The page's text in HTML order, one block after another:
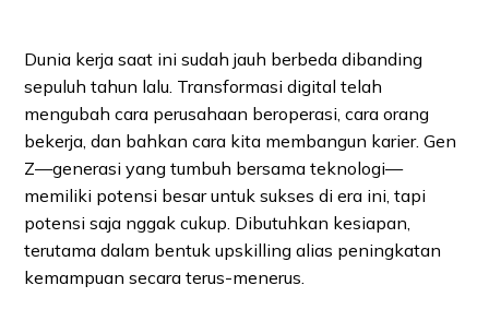
Dunia kerja saat ini sudah jauh berbeda dibanding
sepuluh tahun lalu. Transformasi digital telah
mengubah cara perusahaan beroperasi, cara orang
bekerja, dan bahkan cara kita membangun karier. Gen
Z—generasi yang tumbuh bersama teknologi—
memiliki potensi besar untuk sukses di era ini, tapi
potensi saja nggak cukup. Dibutuhkan kesiapan,
terutama dalam bentuk upskilling alias peningkatan
kemampuan secara terus-menerus.